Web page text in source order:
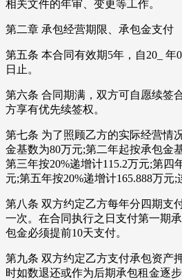
相关文件的年审、变更等工作。
第二章 承包经营期限、承包金支付
第五条 本合同有效期5年，自20_ 年
日止。
第六条 合同期满，双方可自愿续签
方享有优先续签权。
第七条 为了照顾乙方的实际经营情
金基数为80万元;第二年起按承包金
第三年按20%递增计115.2万元;第四
元;第五年按20%递增计165.888万元;
第八条 双方约定乙方每年分四期支
一次。在合同执行之日支付第一期
包金必须提前10天支付。
第九条 双方约定乙方支付承包资产
时如数退还或作为后期承包租金逐